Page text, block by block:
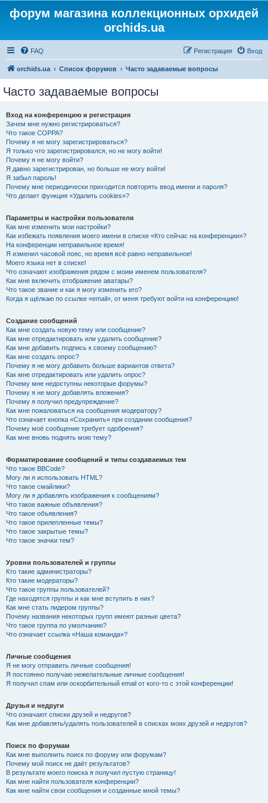
форум магазина коллекционных орхидей
orchids.ua
FAQ Вход
Регистрация
orchids.ua Список форумов Часто задаваемые вопросы
Часто задаваемые вопросы
Вход на конференцию и регистрация
Зачем мне нужно регистрироваться?
Что такое COPPA?
Почему я не могу зарегистрироваться?
Я только что зарегистрировался, но не могу войти!
Почему я не могу войти?
Я давно зарегистрирован, но больше не могу войти!
Я забыл пароль!
Почему мне периодически приходится повторять ввод имени и пароля?
Что делает функция «Удалить cookies»?
Параметры и настройки пользователя
Как мне изменить мои настройки?
Как избежать появления моего имени в списке «Кто сейчас на конференции»?
На конференции неправильное время!
Я изменил часовой пояс, но время всё равно неправильное!
Моего языка нет в списке!
Что означают изображения рядом с моим именем пользователя?
Как мне включить отображение аватары?
Что такое звание и как я могу изменить его?
Когда я щёлкаю по ссылке «email», от меня требуют войти на конференцию!
Создание сообщений
Как мне создать новую тему или сообщение?
Как мне отредактировать или удалить сообщение?
Как мне добавить подпись к своему сообщению?
Как мне создать опрос?
Почему я не могу добавить больше вариантов ответа?
Как мне отредактировать или удалить опрос?
Почему мне недоступны некоторые форумы?
Почему я не могу добавлять вложения?
Почему я получил предупреждение?
Как мне пожаловаться на сообщения модератору?
Что означает кнопка «Сохранить» при создании сообщения?
Почему моё сообщение требует одобрения?
Как мне вновь поднять мою тему?
Форматирование сообщений и типы создаваемых тем
Что такое BBCode?
Могу ли я использовать HTML?
Что такое смайлики?
Могу ли я добавлять изображения к сообщениям?
Что такое важные объявления?
Что такое объявления?
Что такое прилепленные темы?
Что такое закрытые темы?
Что такое значки тем?
Уровни пользователей и группы
Кто такие администраторы?
Кто такие модераторы?
Что такое группы пользователей?
Где находятся группы и как мне вступить в них?
Как мне стать лидером группы?
Почему названия некоторых групп имеют разные цвета?
Что такое группа по умолчанию?
Что означает ссылка «Наша команда»?
Личные сообщения
Я не могу отправить личные сообщения!
Я постоянно получаю нежелательные личные сообщения!
Я получил спам или оскорбительный email от кого-то с этой конференции!
Друзья и недруги
Что означают списки друзей и недругов?
Как мне добавлять/удалять пользователей в списках моих друзей и недругов?
Поиск по форумам
Как мне выполнить поиск по форуму или форумам?
Почему мой поиск не даёт результатов?
В результате моего поиска я получил пустую страницу!
Как мне найти пользователя конференции?
Как мне найти свои сообщения и созданные мной темы?